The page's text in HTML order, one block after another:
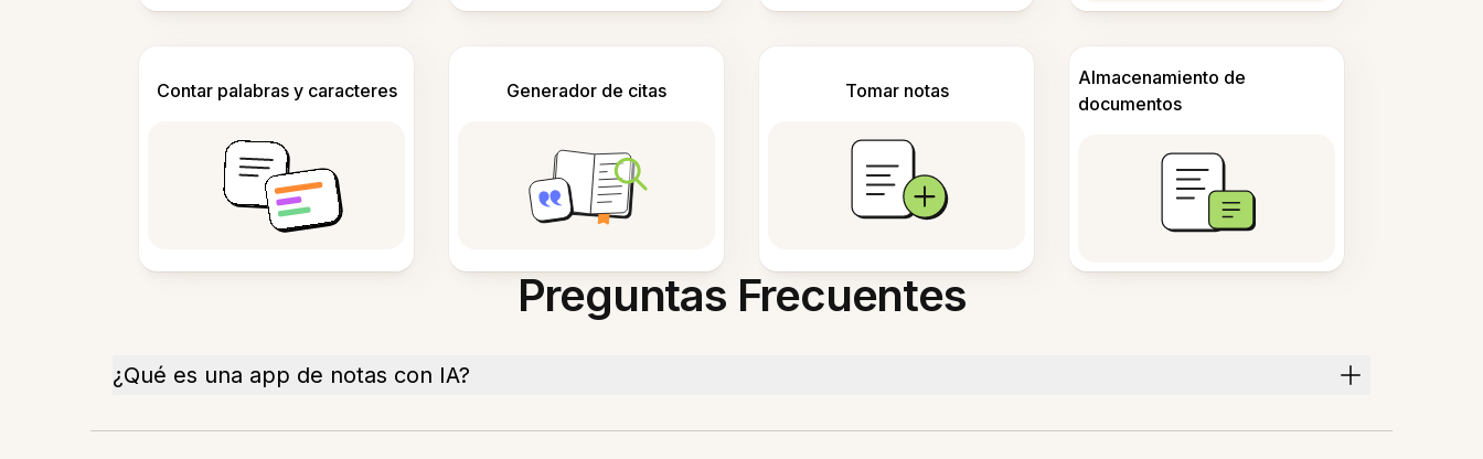
Contar palabras y caracteres Generador de citas Tomar notas
Almacenamiento de
documentos
Preguntas Frecuentes
¿Qué es una app de notas con IA?